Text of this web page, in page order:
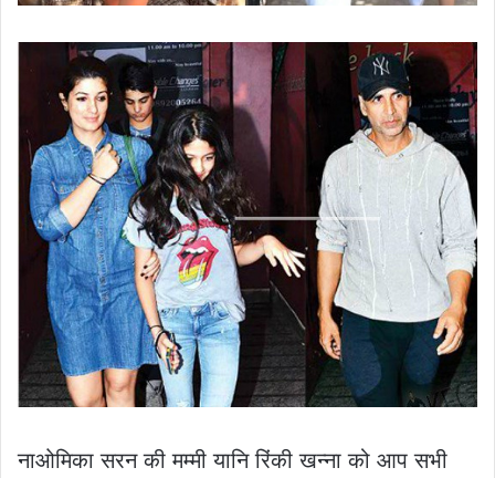
नाओमिका सरन की मम्मी यानि रिंकी खन्ना को आप सभी